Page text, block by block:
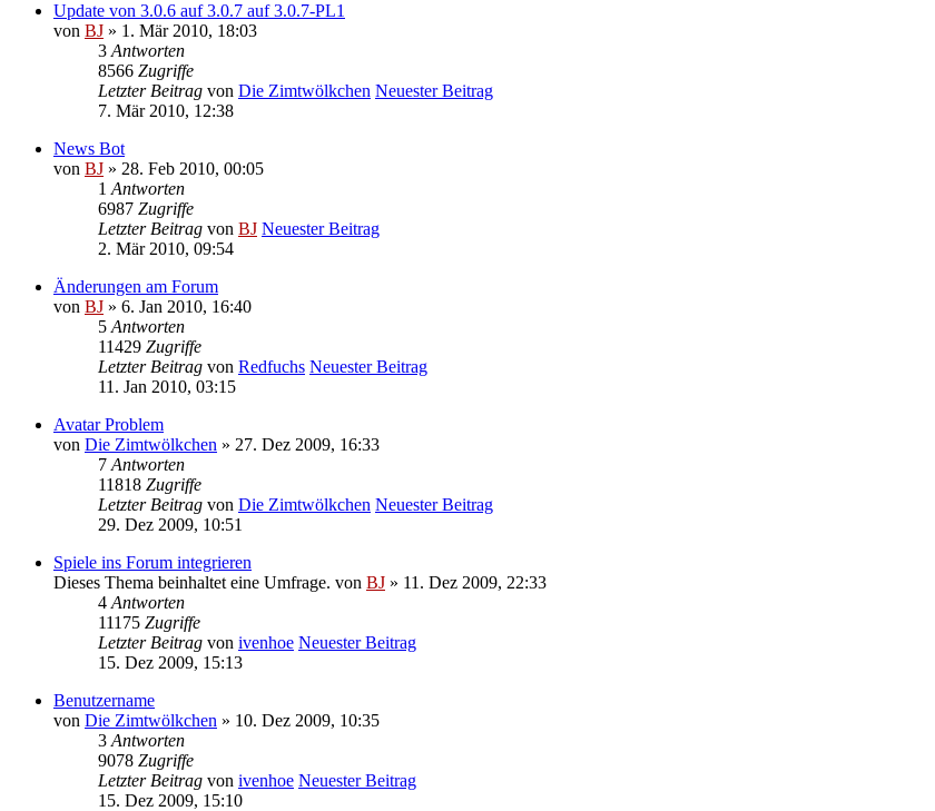
Update von 3.0.6 auf 3.0.7 auf 3.0.7-PL1
von BJ » 1. Mär 2010, 18:03
3 Antworten
8566 Zugriffe
Letzter Beitrag von Die Zimtwölkchen Neuester Beitrag
7. Mär 2010, 12:38
News Bot
von BJ » 28. Feb 2010, 00:05
1 Antworten
6987 Zugriffe
Letzter Beitrag von BJ Neuester Beitrag
2. Mär 2010, 09:54
Änderungen am Forum
von BJ » 6. Jan 2010, 16:40
5 Antworten
11429 Zugriffe
Letzter Beitrag von Redfuchs Neuester Beitrag
11. Jan 2010, 03:15
Avatar Problem
von Die Zimtwölkchen » 27. Dez 2009, 16:33
7 Antworten
11818 Zugriffe
Letzter Beitrag von Die Zimtwölkchen Neuester Beitrag
29. Dez 2009, 10:51
Spiele ins Forum integrieren
Dieses Thema beinhaltet eine Umfrage. von BJ » 11. Dez 2009, 22:33
4 Antworten
11175 Zugriffe
Letzter Beitrag von ivenhoe Neuester Beitrag
15. Dez 2009, 15:13
Benutzername
von Die Zimtwölkchen » 10. Dez 2009, 10:35
3 Antworten
9078 Zugriffe
Letzter Beitrag von ivenhoe Neuester Beitrag
15. Dez 2009, 15:10